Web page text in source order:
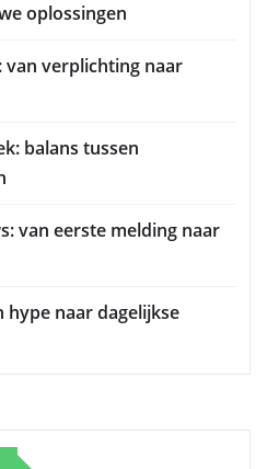
oplossingen
van verplichting naar
balans tussen
van eerste melding naar
naar dagelijkse